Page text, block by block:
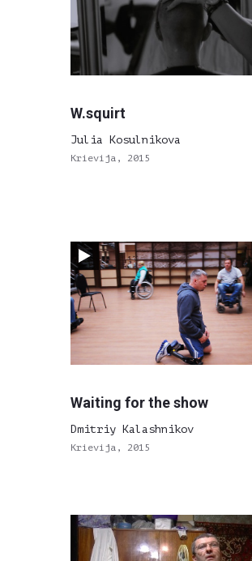
W.squirt
Julia Kosulnikova
Krievija, 2015
Waiting for the show
Dmitriy Kalashnikov
Krievija, 2015